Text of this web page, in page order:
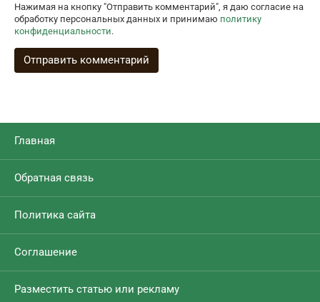
Нажимая на кнопку "Отправить комментарий", я даю согласие на
обработку персональных данных и принимаю политику
конфиденциальности.
Главная
Обратная связь
Политика сайта
Соглашение
Разместить статью или рекламу